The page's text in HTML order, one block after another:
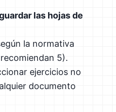
las hojas de
la normativa
5).
ejercicios no
documento